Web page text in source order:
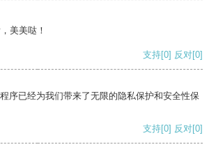
美美哒！
支持[0] 反对[0]
序已经为我们带来了无限的隐私保护和安全性保
支持[0] 反对[0]